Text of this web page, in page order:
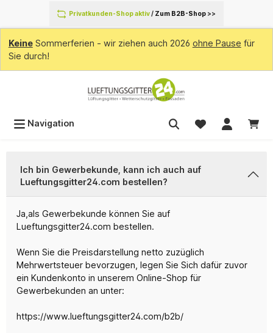
springen Privatkunden-Shop aktiv/ Zum B2B-Shop >>
KeineSommerferien - wir ziehen auch 2026 ohne Pause für
Sie durch!
Navigation
Ich bin Gewerbekunde, kann ich auch auf
Lueftungsgitter24.com bestellen?
Ja,als Gewerbekunde können Sie auf
Lueftungsgitter24.com bestellen.
Wenn Sie die Preisdarstellung netto zuzüglich
Mehrwertsteuer bevorzugen, legen Sie Sich dafür zuvor
ein Kundenkonto in unserem Online-Shop für
Gewerbekunden an unter:
https://www.lueftungsgitter24.com/b2b/